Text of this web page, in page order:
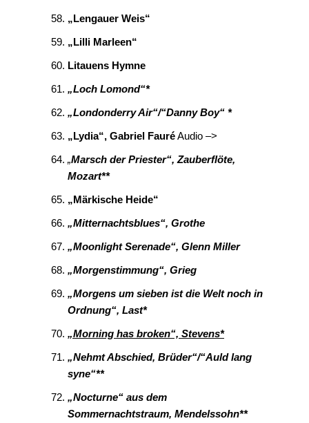
„Lengauer Weis“
„Lilli Marleen“
Litauens Hymne
„Loch Lomond“*
„Londonderry Air“/“Danny Boy“ *
„Lydia“, Gabriel FauréAudio –>
„Marsch der Priester“, Zauberflöte,
Mozart**
„Märkische Heide“
„Mitternachtsblues“, Grothe
„Moonlight Serenade“, Glenn Miller
„Morgenstimmung“, Grieg
„Morgens um sieben ist die Welt noch in
Ordnung“, Last*
„Morning has broken“, Stevens*
„Nehmt Abschied, Brüder“/“Auld lang
syne“**
„Nocturne“ aus dem
Sommernachtstraum, Mendelssohn**